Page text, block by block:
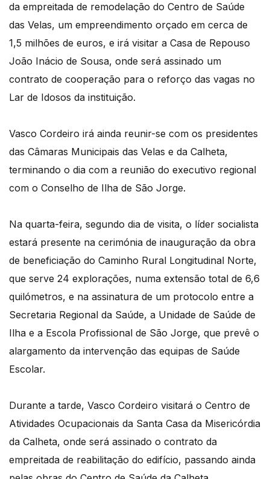
da empreitada de remodelação do Centro de Saúde
das Velas, um empreendimento orçado em cerca de
1,5 milhões de euros, e irá visitar a Casa de Repouso
João Inácio de Sousa, onde será assinado um
contrato de cooperação para o reforço das vagas no
Lar de Idosos da instituição.
Vasco Cordeiro irá ainda reunir-se com os presidentes
das Câmaras Municipais das Velas e da Calheta,
terminando o dia com a reunião do executivo regional
com o Conselho de Ilha de São Jorge.
Na quarta-feira, segundo dia de visita, o líder socialista
estará presente na cerimónia de inauguração da obra
de beneficiação do Caminho Rural Longitudinal Norte,
que serve 24 explorações, numa extensão total de 6,6
quilómetros, e na assinatura de um protocolo entre a
Secretaria Regional da Saúde, a Unidade de Saúde de
Ilha e a Escola Profissional de São Jorge, que prevê o
alargamento da intervenção das equipas de Saúde
Escolar.
Durante a tarde, Vasco Cordeiro visitará o Centro de
Atividades Ocupacionais da Santa Casa da Misericórdia
da Calheta, onde será assinado o contrato da
empreitada de reabilitação do edifício, passando ainda